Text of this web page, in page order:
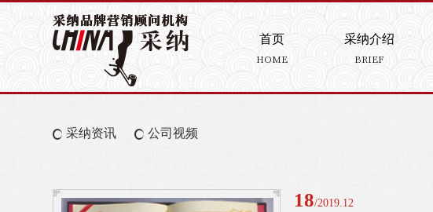
首页
HOME
采纳介绍
BRIEF
采纳资讯 公司视频
18/2019.12